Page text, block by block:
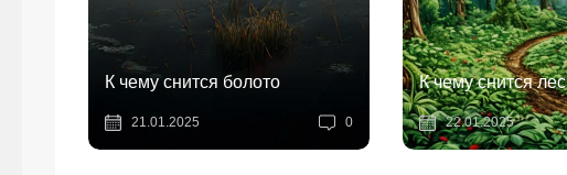
К чему снится болото
21.01.2025 0
К чему снится лес
22.01.2025